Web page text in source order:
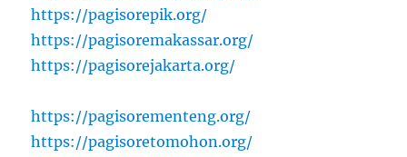
https://pagisorepik.org/
https://pagisoremakassar.org/
https://pagisorejakarta.org/
https://pagisorementeng.org/
https://pagisoretomohon.org/